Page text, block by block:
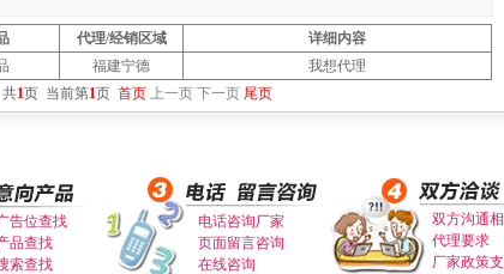
代理/经销区域
详细内容
福建宁德
我想代理
共1页 当前第1页 首页 上一页 下一页 尾页
告位查找
品查找
索查找
电话咨询厂家
页面留言咨询
在线咨询
双方沟通
代理要求
厂家政策